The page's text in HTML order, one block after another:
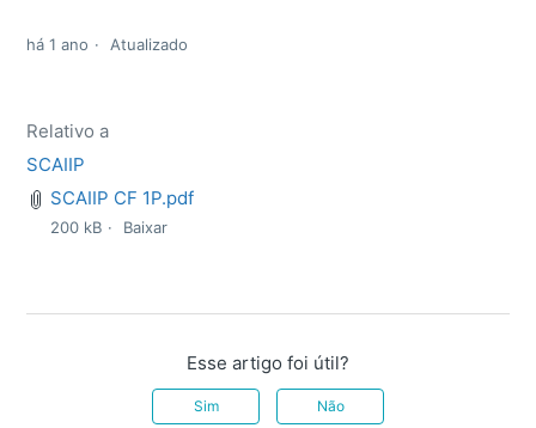
há 1 ano Atualizado
Relativo a
SCAIIP
SCAIIP CF 1P.pdf
200 kB Baixar
Esse artigo foi útil?
Sim Não